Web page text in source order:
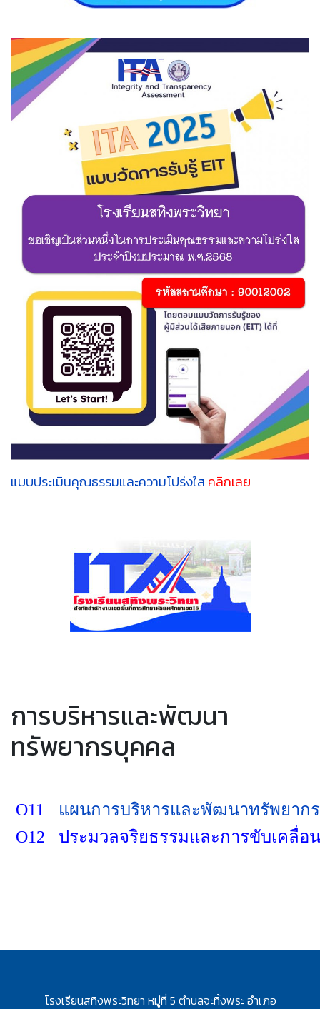
แบบประเมินคุณธรรมและความโปร่งใส คลิกเลย
การบริหารและพัฒนา
ทรัพยากรบุคคล
O11
แผนการบริหารและพัฒนาทรั
O12
ประมวลจริยธรรมและการขับเ
โรงเรียนสทิงพระวิทยา หมู่ที่ 5 ตำบลจะทิ้งพระ อำเภอ